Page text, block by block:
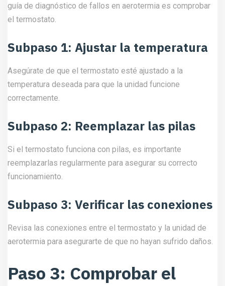
guía de diagnóstico de fallos en aerotermia es comprobar
el termostato.
Subpaso 1: Ajustar la temperatura
Asegúrate de que el termostato esté ajustado a la
temperatura deseada para que la unidad funcione
correctamente.
Subpaso 2: Reemplazar las pilas
Si el termostato funciona con pilas, es importante
reemplazarlas regularmente para asegurar su correcto
funcionamiento.
Subpaso 3: Verificar las conexiones
Revisa las conexiones entre el termostato y la unidad de
aerotermia para asegurarte de que no hayan sufrido daños.
Paso 3: Comprobar el